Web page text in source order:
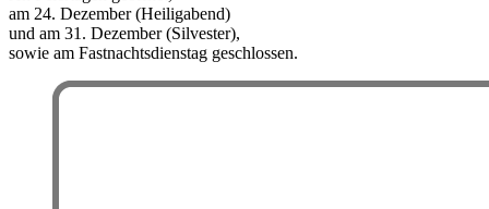
am 24. Dezember (Heiligabend)
und am 31. Dezember (Silvester),
sowie am Fastnachtsdienstag geschlossen.